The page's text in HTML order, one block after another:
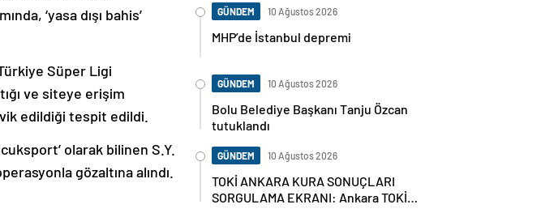
‘yasa dışı bahis’
Süper Ligi
ve siteye erişim
edildiği tespit edildi.
olarak bilinen S.Y.
gözaltına alındı.
GÜNDEM 10 Ağustos 2026
MHP’de İstanbul depremi
GÜNDEM 10 Ağustos 2026
Bolu Belediye Başkanı Tanju Özcan
tutuklandı
GÜNDEM 10 Ağustos 2026
TOKİ ANKARA KURA SONUÇLARI
SORGULAMA EKRANI: Ankara TOKİ